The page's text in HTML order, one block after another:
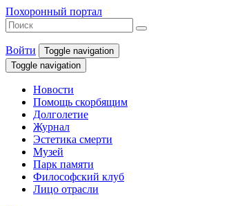
Похоронный портал
Войти
Toggle navigation
Toggle navigation
Новости
Помощь скорбящим
Долголетие
Журнал
Эстетика смерти
Музей
Парк памяти
Философский клуб
Лицо отрасли